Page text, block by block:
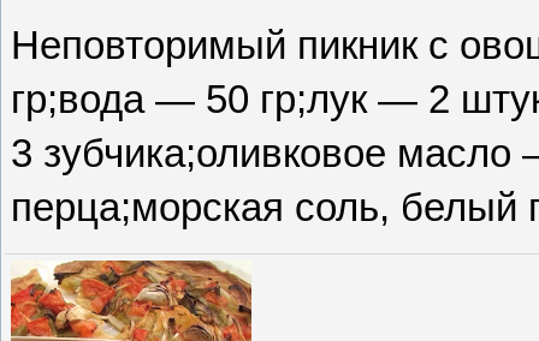
Неповторимый пикник с
гр;вода — 50 гр;лук — 2
3 зубчика;оливковое масло
перца;морская соль, белый